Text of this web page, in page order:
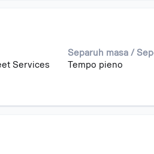
Services
Separuh masa /
Tempo pieno